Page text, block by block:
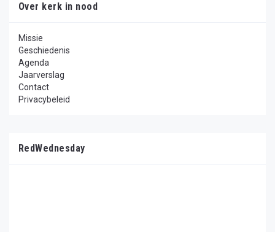
Over kerk in nood
Missie
Geschiedenis
Agenda
Jaarverslag
Contact
Privacybeleid
RedWednesday